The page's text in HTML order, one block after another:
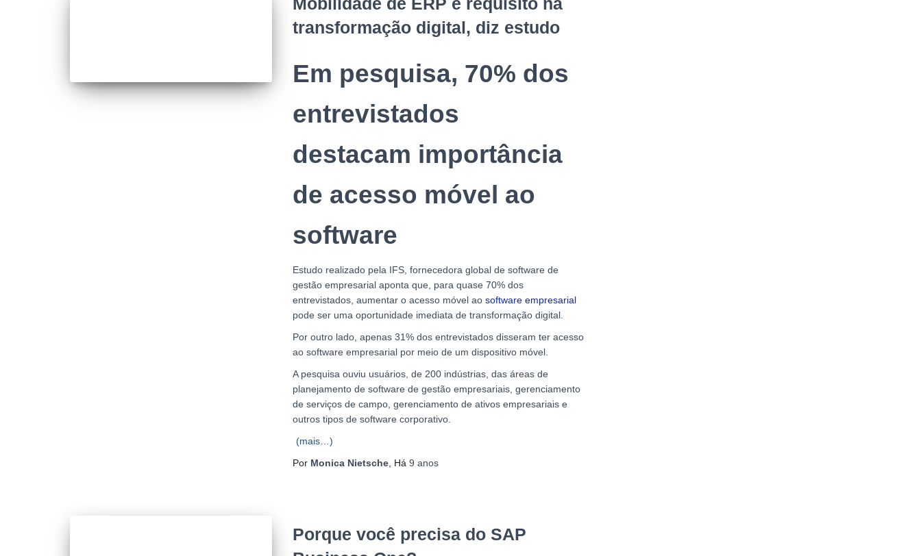
transformação digital, diz estudo
Em pesquisa, 70% dos
entrevistados
destacam importância
de acesso móvel ao
software
Estudo realizado pela IFS, fornecedora global de software de
gestão empresarial aponta que, para quase 70% dos
entrevistados, aumentar o acesso móvel ao software empresarial
pode ser uma oportunidade imediata de transformação digital.
Por outro lado, apenas 31% dos entrevistados disseram ter acesso
ao software empresarial por meio de um dispositivo móvel.
A pesquisa ouviu usuários, de 200 indústrias, das áreas de
planejamento de software de gestão empresariais, gerenciamento
de serviços de campo, gerenciamento de ativos empresariais e
outros tipos de software corporativo.
(mais…)
Por Monica Nietsche , Há 9 anos
Porque você precisa do SAP